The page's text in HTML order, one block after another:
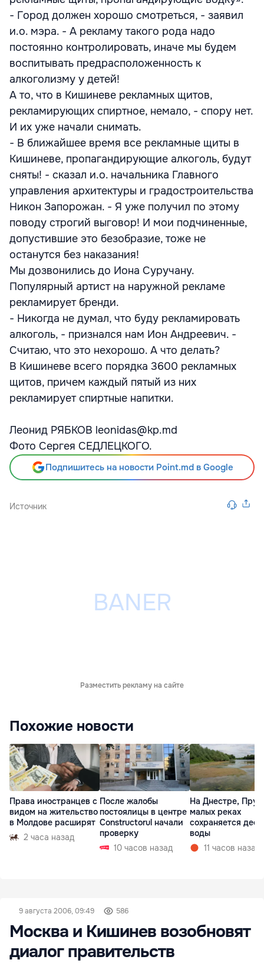
- Город должен хорошо смотреться, - заявил
и.о. мэра. - А рекламу такого рода надо
постоянно контролировать, иначе мы будем
воспитывать предрасположенность к
алкоголизму у детей!
А то, что в Кишиневе рекламных щитов,
рекламирующих спиртное, немало, - спору нет.
И их уже начали снимать.
- В ближайшее время все рекламные щиты в
Кишиневе, пропагандирующие алкоголь, будут
сняты! - сказал и.о. начальника Главного
управления архитектуры и градостроительства
Никон Запорожан. - Я уже получил по этому
поводу строгий выговор! И мои подчиненные,
допустившие это безобразие, тоже не
останутся без наказания!
Мы дозвонились до Иона Суручану.
Популярный артист на наружной рекламе
рекламирует бренди.
- Никогда не думал, что буду рекламировать
алкоголь, - признался нам Ион Андреевич. -
Считаю, что это нехорошо. А что делать?
В Кишиневе всего порядка 3600 рекламных
щитов, причем каждый пятый из них
рекламирует спиртные напитки.
Леонид РЯБКОВ leonidas@kp.md
Фото Cергея СЕДЛЕЦКОГО.
Подпишитесь на новости Point.md в Google
Источник
Разместить рекламу на сайте
Похожие новости
Права иностранцев с
видом на жительство
в Молдове расширят
2 часа назад
После жалобы
постоялицы в центре
Constructorul начали
проверку
10 часов назад
На Днестре,
малых реках
сохраняется
воды
11 часов назад
9 августа 2006, 09:49 586
Москва и Кишинев возобновят
диалог правительств